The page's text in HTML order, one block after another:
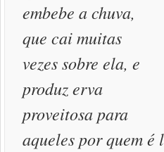
embebe a chuva,
que cai muitas
vezes sobre ela, e
produz erva
proveitosa para
aqueles por quem é